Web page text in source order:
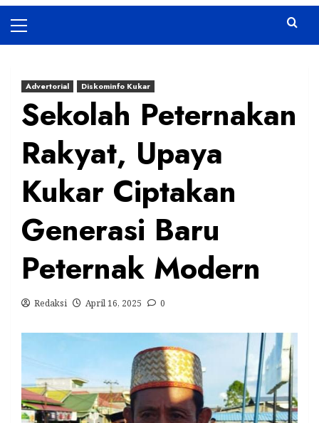
Menu
Advertorial Diskominfo Kukar
Sekolah Peternakan
Rakyat, Upaya
Kukar Ciptakan
Generasi Baru
Peternak Modern
Redaksi April 16, 2025 0